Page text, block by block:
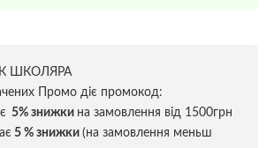
ШКОЛЯРА
Промо діє промокод:
5% знижки на замовлення від 1500грн
5 % знижки (на замовлення меньш